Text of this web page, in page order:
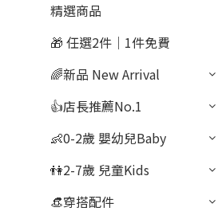
精選商品
🎁 任選2件｜1件免費
🌈新品 New Arrival
👍店長推薦No.1
👶0-2歲 嬰幼兒Baby
👫2-7歲 兒童Kids
👒穿搭配件